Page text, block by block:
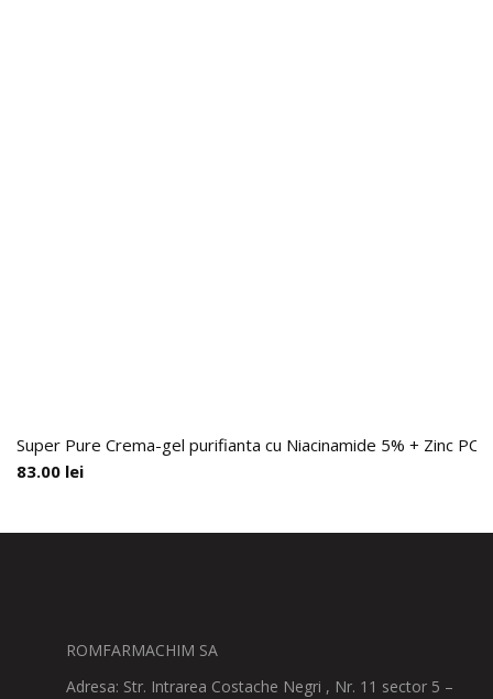
Super Pure Crema-gel purifianta cu Niacinamide 5% + Zinc
83.00 lei
ROMFARMACHIM SA
Adresa: Str. Intrarea Costache Negri , Nr. 11 sector 5 –